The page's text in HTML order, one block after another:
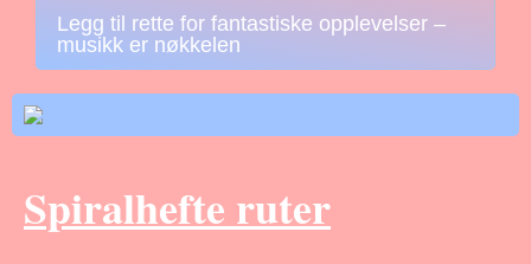
Legg til rette for fantastiske opplevelser –
musikk er nøkkelen
Spiralhefte ruter